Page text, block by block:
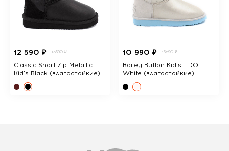
12 590 ₽ 13690 ₽
Classic Short Zip Metallic
Kid's Black (влагостойкие)
10 990 ₽ 16590 ₽
Bailey Button Kid's I DO
White (влагостойкие)